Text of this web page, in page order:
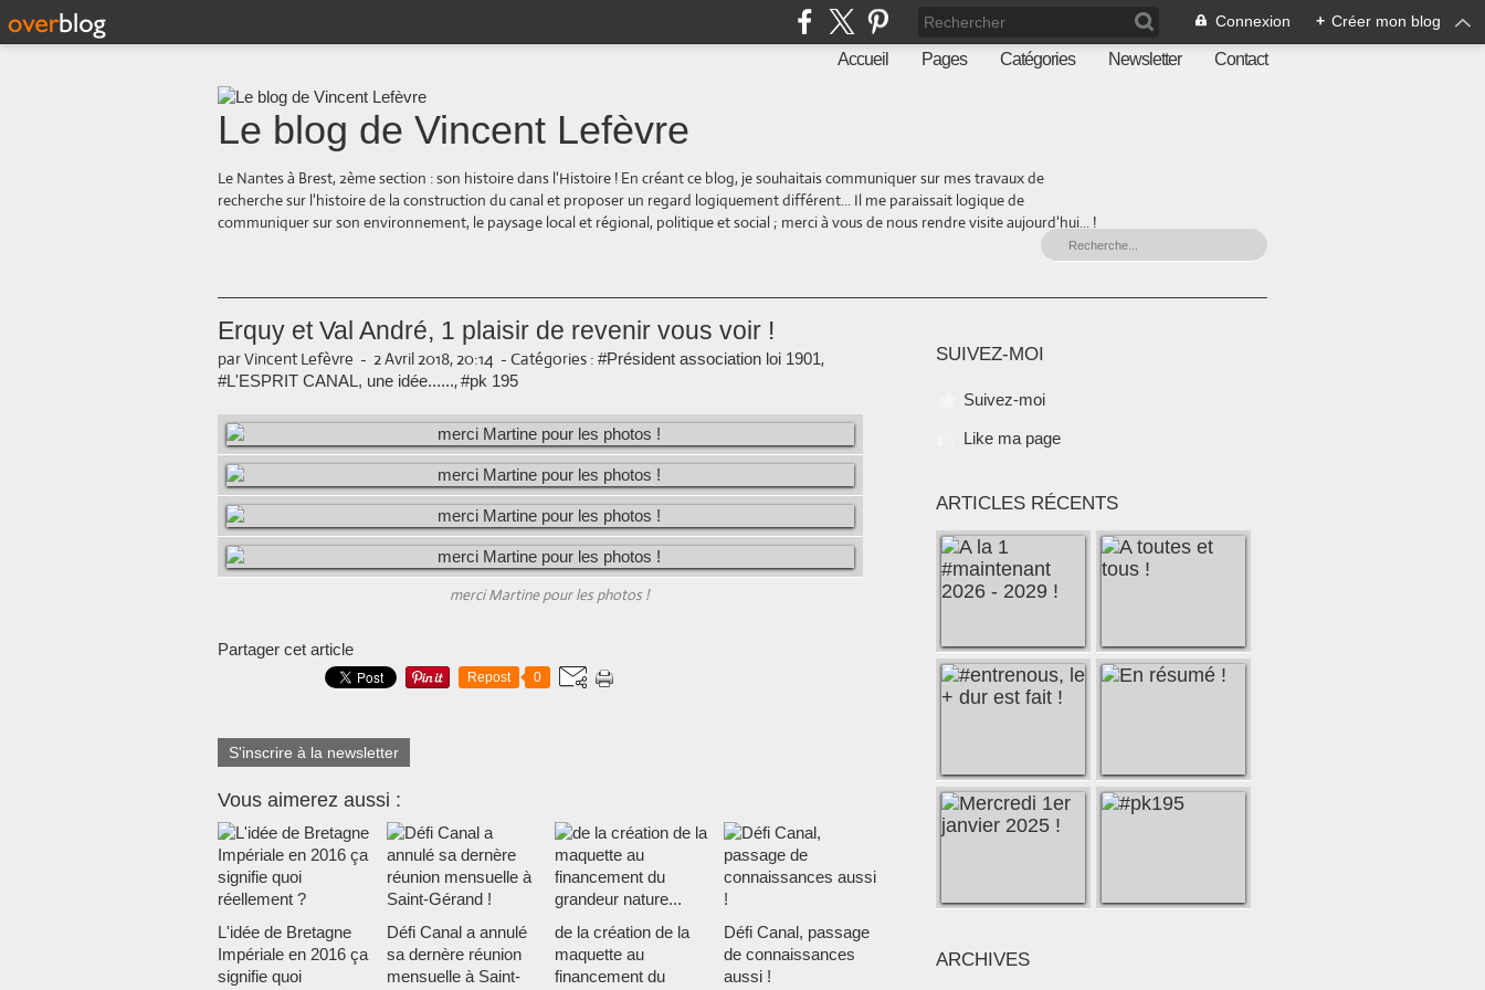
Connexion + Créer mon blog
Accueil Pages Catégories Newsletter Contact
Le blog de Vincent Lefèvre
Le Nantes à Brest, 2ème section : son histoire dans l'Histoire ! En créant ce blog, je souhaitais communiquer sur mes travaux de
recherche sur l'histoire de la construction du canal et proposer un regard logiquement différent... Il me paraissait logique de
communiquer sur son environnement, le paysage local et régional, politique et social ; merci à vous de nous rendre visite aujourd'hui... !
Erquy et Val André, 1 plaisir de revenir vous voir !
par Vincent Lefèvre - 2 Avril 2018, 20:14 - Catégories : #Président association loi 1901,
#L'ESPRIT CANAL, une idée......,#pk 195
merci Martine pour les photos !
Partager cet article
Repost 0
S'inscrire à la newsletter
Vous aimerez aussi :
L'idée de Bretagne
Impériale en 2016 ça
signifie quoi
Défi Canal a annulé
sa dernère réunion
mensuelle à Saint-
de la création de la
maquette au
financement du
Défi Canal, passage
de connaissances
aussi !
SUIVEZ-MOI
Suivez-moi
Like ma page
ARTICLES RÉCENTS
ARCHIVES